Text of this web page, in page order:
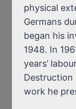
physical
Germans
began his
1948. In
years’
Destruction
work he